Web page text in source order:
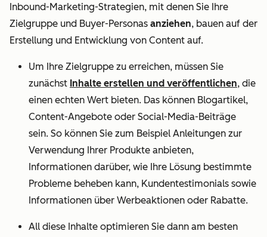
Inbound-Marketing-Strategien, mit denen Sie Ihre
Zielgruppe und Buyer-Personas anziehen, bauen auf der
Erstellung und Entwicklung von Content auf.
Um Ihre Zielgruppe zu erreichen, müssen Sie
zunächst Inhalte erstellen und veröffentlichen, die
einen echten Wert bieten. Das können Blogartikel,
Content-Angebote oder Social-Media-Beiträge
sein. So können Sie zum Beispiel Anleitungen zur
Verwendung Ihrer Produkte anbieten,
Informationen darüber, wie Ihre Lösung bestimmte
Probleme beheben kann, Kundentestimonials sowie
Informationen über Werbeaktionen oder Rabatte.
All diese Inhalte optimieren Sie dann am besten